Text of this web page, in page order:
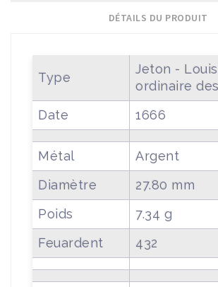
DÉTAILS DU PRODUIT
Type
Jeton - Louis
ordinaire
Date
1666
Métal
Argent
Diamètre
27.80 mm
Poids
7.34 g
Feuardent
432